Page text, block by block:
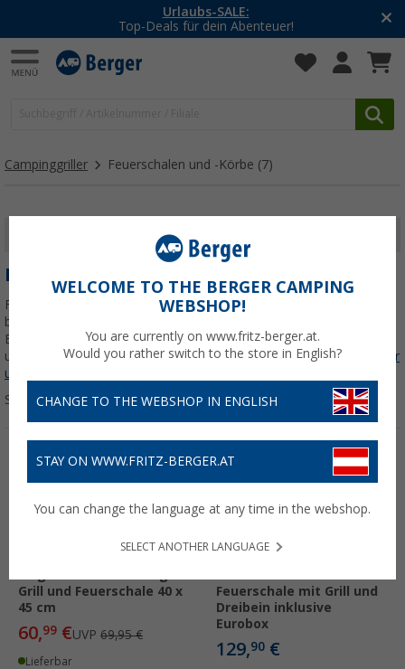
Urlaubs-SALE:
Top-Deals für dein Abenteuer!
Campinggriller Feuerschalen und -Körbe (7)
FILTER ANZEIGEN
FEUERSCHALEN UND -KÖRBE
Feuerschalen und Feuerkörbe sorgen für echtes Lagerfeuerfeeling
beim Camping – ganz ohne festen Platz oder großen Aufwand.
Entdecke jetzt Feuerschalen und Co. für Wohnmobil, Van oder Zelt
und mach Deine Abende unter freiem Himmel nochJetzt mehr über
unsere Kategorie
Sortieren:
%
Grill und Feuerschale 40 x
45 cm
60,99 €UVP 69,95 €
Lieferbar
Feuerschale mit Grill und
Dreibein inklusive
Eurobox
129,90 €
WELCOME TO THE BERGER CAMPING
WEBSHOP!
You are currently on www.fritz-berger.at.
Would you rather switch to the store in English?
CHANGE TO THE WEBSHOP IN ENGLISH
STAY ON WWW.FRITZ-BERGER.AT
You can change the language at any time in the webshop.
SELECT ANOTHER LANGUAGE